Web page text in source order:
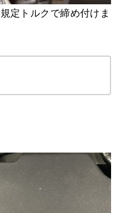
定トルクで締め付けま